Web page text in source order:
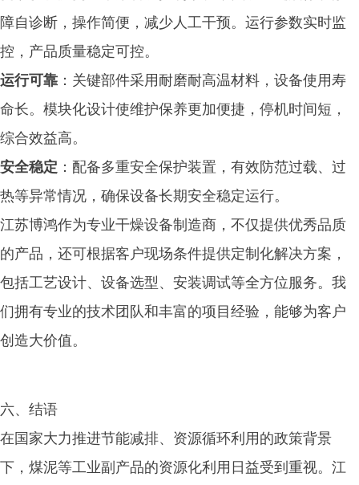
障自诊断，操作简便，减少人工干预。运行参数实时监
控，产品质量稳定可控。
运行可靠 ：关键部件采用耐磨耐高温材料，设备使用寿
命长。模块化设计使维护保养更加便捷，停机时间短，
综合效益高。
安全稳定 ：配备多重安全保护装置，有效防范过载、过
热等异常情况，确保设备长期安全稳定运行。
江苏博鸿作为专业干燥设备制造商，不仅提供优秀品质
的产品，还可根据客户现场条件提供定制化解决方案，
包括工艺设计、设备选型、安装调试等全方位服务。我
们拥有专业的技术团队和丰富的项目经验，能够为客户
创造大价值。
六、结语
在国家大力推进节能减排、资源循环利用的政策背景
下，煤泥等工业副产品的资源化利用日益受到重视。江